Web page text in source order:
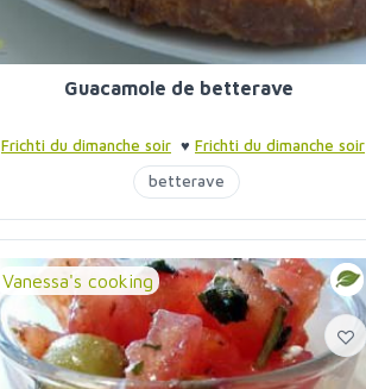
Guacamole de betterave
Frichti du dimanche soir ♥ Frichti du dimanche soir
betterave
Vanessa's cooking